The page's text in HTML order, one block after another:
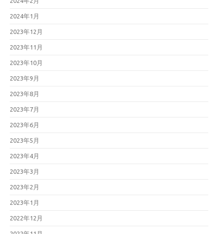
2024年1月
2023年12月
2023年11月
2023年10月
2023年9月
2023年8月
2023年7月
2023年6月
2023年5月
2023年4月
2023年3月
2023年2月
2023年1月
2022年12月